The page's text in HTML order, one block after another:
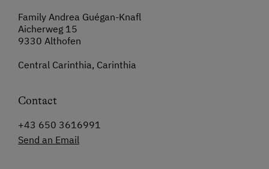
Family Andrea Guégan-Knafl
Aicherweg 15
9330 Althofen
Central Carinthia, Carinthia
Contact
+43 650 3616991
Send an Email